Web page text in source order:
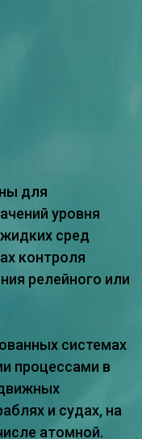
для
уровня
сред
контроля
релейного или
системах
процессами в
и судах, на
атомной.